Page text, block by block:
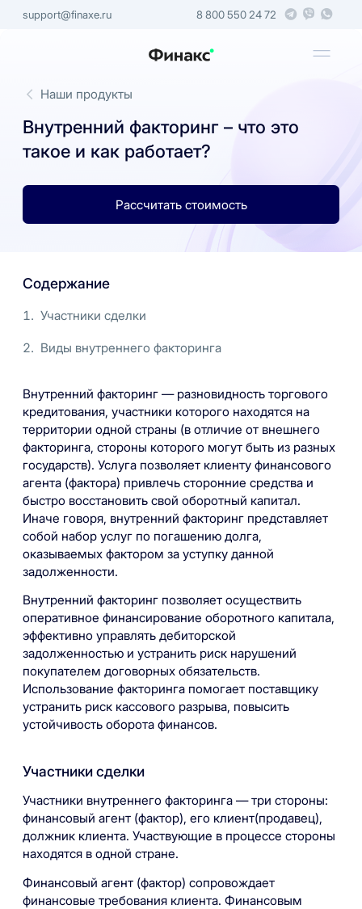
8 800 550 24 72
support@finaxe.ru
Наши продукты
Внутренний факторинг – что это
такое и как работает?
Рассчитать стоимость
Содержание
Участники сделки
Виды внутреннего факторинга
Внутренний факторинг — разновидность торгового
кредитования, участники которого находятся на
территории одной страны (в отличие от внешнего
факторинга, стороны которого могут быть из разных
государств). Услуга позволяет клиенту финансового
агента (фактора) привлечь сторонние средства и
быстро восстановить свой оборотный капитал.
Иначе говоря, внутренний факторинг представляет
собой набор услуг по погашению долга,
оказываемых фактором за уступку данной
задолженности.
Внутренний факторинг позволяет осуществить
оперативное финансирование оборотного капитала,
эффективно управлять дебиторской
задолженностью и устранить риск нарушений
покупателем договорных обязательств.
Использование факторинга помогает поставщику
устранить риск кассового разрыва, повысить
устойчивость оборота финансов.
Участники сделки
Участники внутреннего факторинга — три стороны:
финансовый агент (фактор), его клиент(продавец),
должник клиента. Участвующие в процессе стороны
находятся в одной стране.
Финансовый агент (фактор) сопровождает
финансовые требования клиента. Финансовым